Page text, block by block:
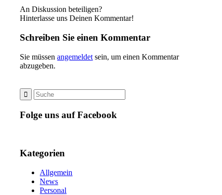
An Diskussion beteiligen?
Hinterlasse uns Deinen Kommentar!
Schreiben Sie einen Kommentar
Sie müssenangemeldet sein, um einen Kommentar
abzugeben.
Folge uns auf Facebook
Kategorien
Allgemein
News
Personal